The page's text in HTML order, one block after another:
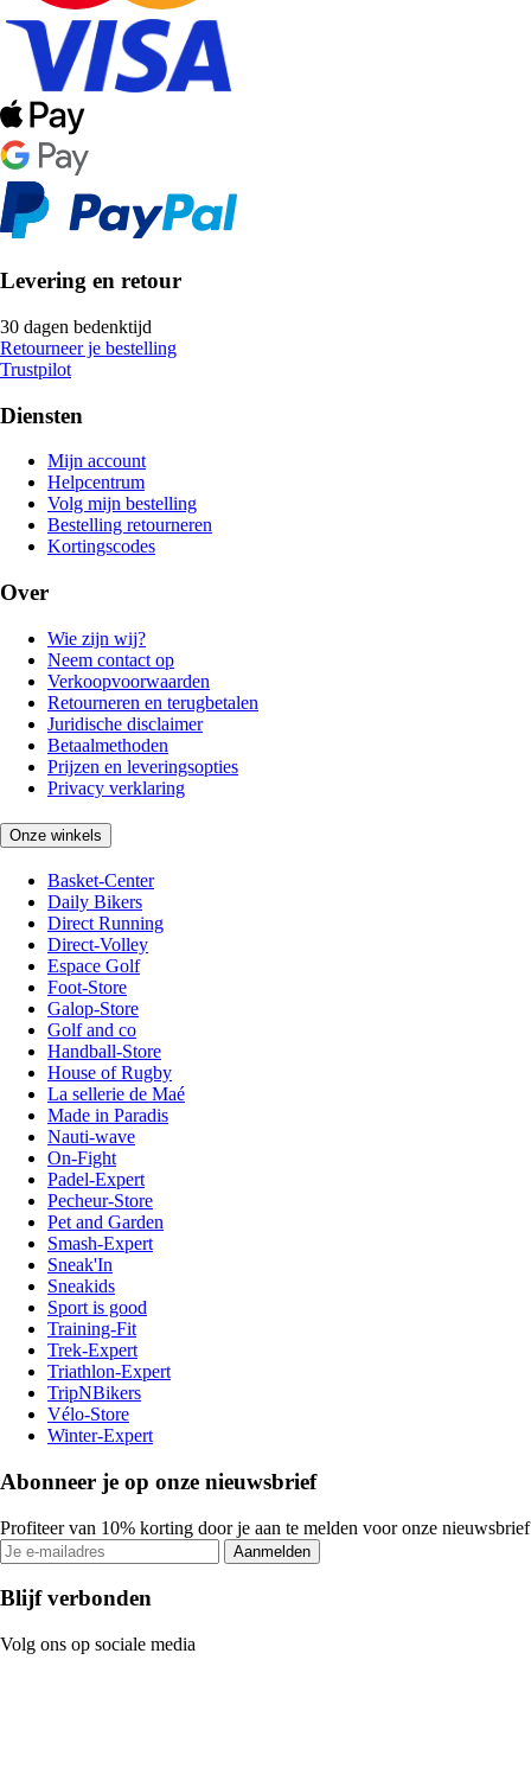
Levering en retour
30 dagen bedenktijd
Retourneer je bestelling
Trustpilot
Diensten
Mijn account
Helpcentrum
Volg mijn bestelling
Bestelling retourneren
Kortingscodes
Over
Wie zijn wij?
Neem contact op
Verkoopvoorwaarden
Retourneren en terugbetalen
Juridische disclaimer
Betaalmethoden
Prijzen en leveringsopties
Privacy verklaring
Onze winkels
Basket-Center
Daily Bikers
Direct Running
Direct-Volley
Espace Golf
Foot-Store
Galop-Store
Golf and co
Handball-Store
House of Rugby
La sellerie de Maé
Made in Paradis
Nauti-wave
On-Fight
Padel-Expert
Pecheur-Store
Pet and Garden
Smash-Expert
Sneak'In
Sneakids
Sport is good
Training-Fit
Trek-Expert
Triathlon-Expert
TripNBikers
Vélo-Store
Winter-Expert
Abonneer je op onze nieuwsbrief
Profiteer van 10% korting door je aan te melden voor onze nieuwsbrief
Aanmelden
Blijf verbonden
Volg ons op sociale media